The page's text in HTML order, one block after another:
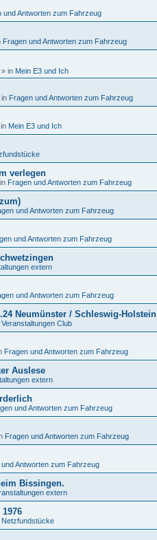
und Antworten zum Fahrzeug
Fragen und Antworten zum Fahrzeug
» in Mein E3 und Ich
in Fragen und Antworten zum Fahrzeug
Mein E3 und Ich
verlegen
Fragen und Antworten zum Fahrzeug
und Antworten zum Fahrzeug
und Antworten zum Fahrzeug
extern
und Antworten zum Fahrzeug
Neumünster / Schleswig-Holstein
Veranstaltungen Club
Fragen und Antworten zum Fahrzeug
Auslese
extern
und Antworten zum Fahrzeug
Fragen und Antworten zum Fahrzeug
und Antworten zum Fahrzeug
Bissingen.
extern
Netzfundstücke